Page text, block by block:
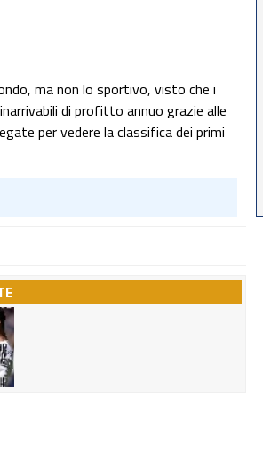
ma non lo sportivo, visto che i
di profitto annuo grazie alle
per vedere la classifica dei primi